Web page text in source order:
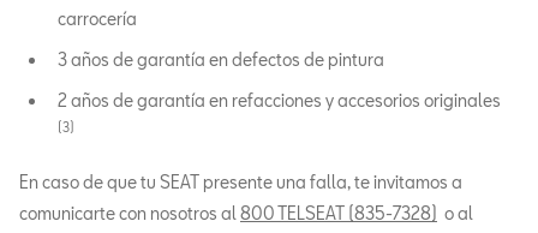
carrocería
3 años de garantía en defectos de pintura
2 años de garantía en refacciones y accesorios originales
(3)
En caso de que tu SEAT presente una falla, te invitamos a
comunicarte con nosotros al 800 TELSEAT (835-7328) o al